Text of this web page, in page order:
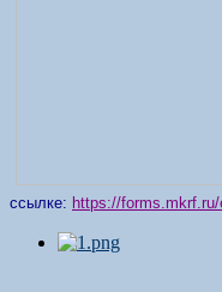
ссылке: https://